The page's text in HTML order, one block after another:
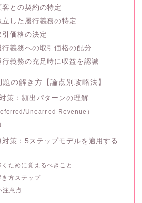
客との契約の特定
立した履行義務の特定
引価格の決定
行義務への取引価格の配分
行義務の充足時に収益を認識
の解き方【論点別攻略法】
策：頻出パターンの理解
Unearned Revenue）
対策：5ステップモデルを適用する
ために覚えるべきこと
方ステップ
注意点